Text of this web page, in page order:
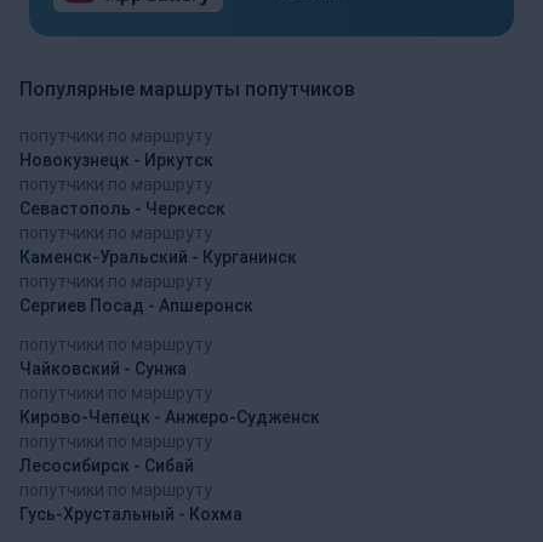
Популярные маршруты попутчиков
попутчики по маршруту
Новокузнецк - Иркутск
попутчики по маршруту
Севастополь - Черкесск
попутчики по маршруту
Каменск-Уральский - Курганинск
попутчики по маршруту
Сергиев Посад - Апшеронск
попутчики по маршруту
Чайковский - Сунжа
попутчики по маршруту
Кирово-Чепецк - Анжеро-Судженск
попутчики по маршруту
Лесосибирск - Сибай
попутчики по маршруту
Гусь-Хрустальный - Кохма